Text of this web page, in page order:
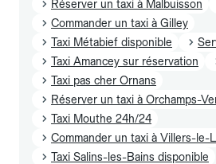
Réserver un taxi à Malbuisson
Commander un taxi à Gilley
Taxi Métabief disponible
Taxi Amancey sur réservation
Taxi pas cher Ornans
Réserver un taxi à Orchamps-
Taxi Mouthe 24h/24
Commander un taxi à Villers-le-
Taxi Salins-les-Bains disponible